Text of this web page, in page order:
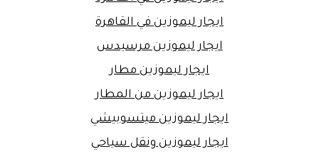
ايجار ليموزين في القاهرة
ايجار ليموزين مرسيدس
ايجار ليموزين مطار
ايجار ليموزين من المطار
ايجار ليموزين ميتسوبيشي
ايجار ليموزين ونقل سياحي